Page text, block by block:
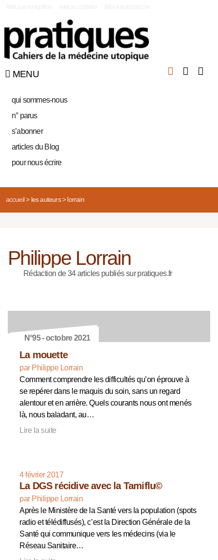
MENU
qui sommes-nous
n° parus
s’abonner
articles du Blog
pour nous écrire
accueil> les auteurs> lorrain
Philippe Lorrain
Rédaction de 34 articles publiés sur pratiques.fr
N°95 - octobre 2021
La mouette
par Philippe Lorrain
Comment comprendre les difficultés qu’on éprouve à
se repérer dans le maquis du soin, sans un regard
alentour et en arrière. Quels courants nous ont menés
là, nous baladant, au…
Lire la suite
4 février 2017
La DGS récidive avec la Tamiflu©
par Philippe Lorrain
Après le Ministère de la Santé vers la population (spots
radio et télédiffusés), c’est la Direction Générale de la
Santé qui communique vers les médecins (via le
Réseau Sanitaire…